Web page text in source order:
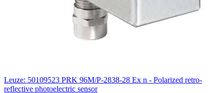
Leuze: 50109523 PRK 96M/P-2838-28 Ex n - Polarized retro-
reflective photoelectric sensor